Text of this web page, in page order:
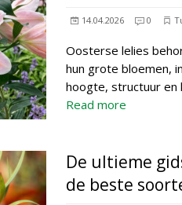
14.04.2026 0
Oosterse lelies
hun grote bloemen,
hoogte, structuur en
Read more
De ultieme
de beste